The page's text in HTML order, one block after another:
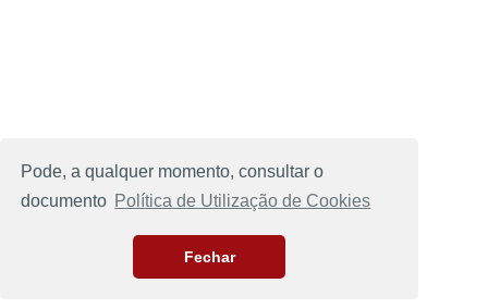
Pode, a qualquer momento, consultar o
documento Política de Utilização de Cookies
Fechar